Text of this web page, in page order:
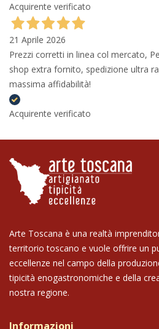
Acquirente verificato
21 Aprile 2026
Prezzi corretti in linea col mercato,
shop extra fornito, spedizione ultra
massima affidabilità!
Acquirente verificato
Arte Toscana è una realtà
territorio toscano e vuole offrire un
eccellenze nel campo della
tipicità enogastronomiche e della
nostra regione.
Informazioni